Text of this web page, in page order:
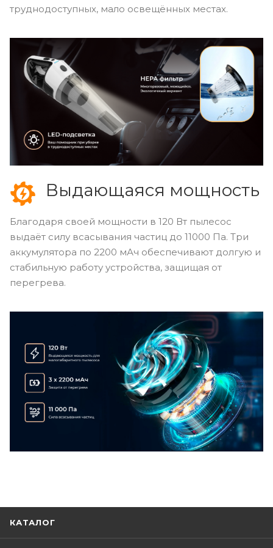
труднодоступных, мало освещённых местах.
Выдающаяся мощность
Благодаря своей мощности в 120 Вт пылесос
выдаёт силу всасывания частиц до 11000 Па. Три
аккумулятора по 2200 мАч обеспечивают долгую и
стабильную работу устройства, защищая от
перегрева.
КАТАЛОГ